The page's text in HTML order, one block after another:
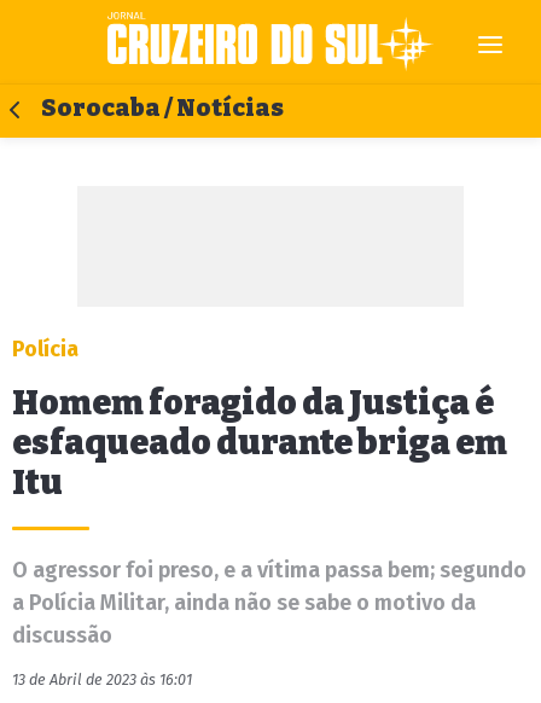
Sorocaba / Notícias
Polícia
Homem foragido da Justiça é
esfaqueado durante briga em
Itu
O agressor foi preso, e a vítima passa bem; segundo
a Polícia Militar, ainda não se sabe o motivo da
discussão
13 de Abril de 2023 às 16:01